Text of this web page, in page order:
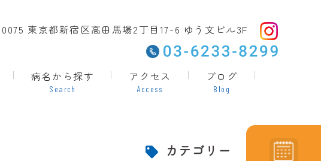
東京都新宿区高田馬場2丁目17-6 ゆう文ビル3F
病名から探す
Search
アクセス
Access
ブログ
Blog
カテゴリー